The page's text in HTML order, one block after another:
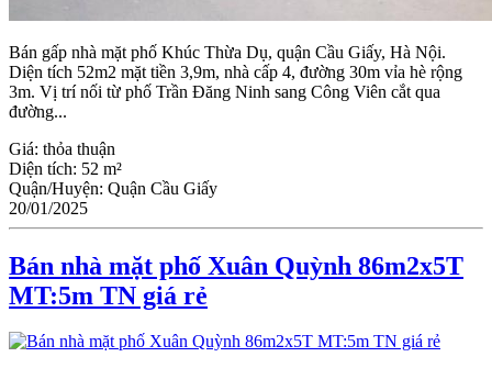
Bán gấp nhà mặt phố Khúc Thừa Dụ, quận Cầu Giấy, Hà Nội.
Diện tích 52m2 mặt tiền 3,9m, nhà cấp 4, đường 30m vỉa hè rộng
3m. Vị trí nối từ phố Trần Đăng Ninh sang Công Viên cắt qua
đường...
Giá: thỏa thuận
Diện tích: 52 m²
Quận/Huyện: Quận Cầu Giấy
20/01/2025
Bán nhà mặt phố Xuân Quỳnh 86m2x5T
MT:5m TN giá rẻ